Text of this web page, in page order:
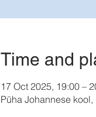
Time and
17 Oct 2025, 19:00 –
Püha Johannese